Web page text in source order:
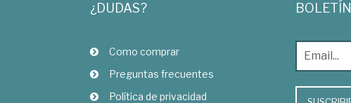
¿DUDAS?
Como comprar
Preguntas frecuentes
Política de privacidad